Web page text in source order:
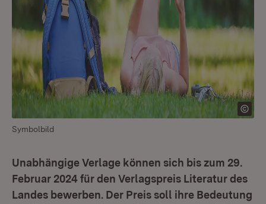
Symbolbild
Unabhängige Verlage können sich bis zum 29.
Februar 2024 für den Verlagspreis Literatur des
Landes bewerben. Der Preis soll ihre Bedeutung